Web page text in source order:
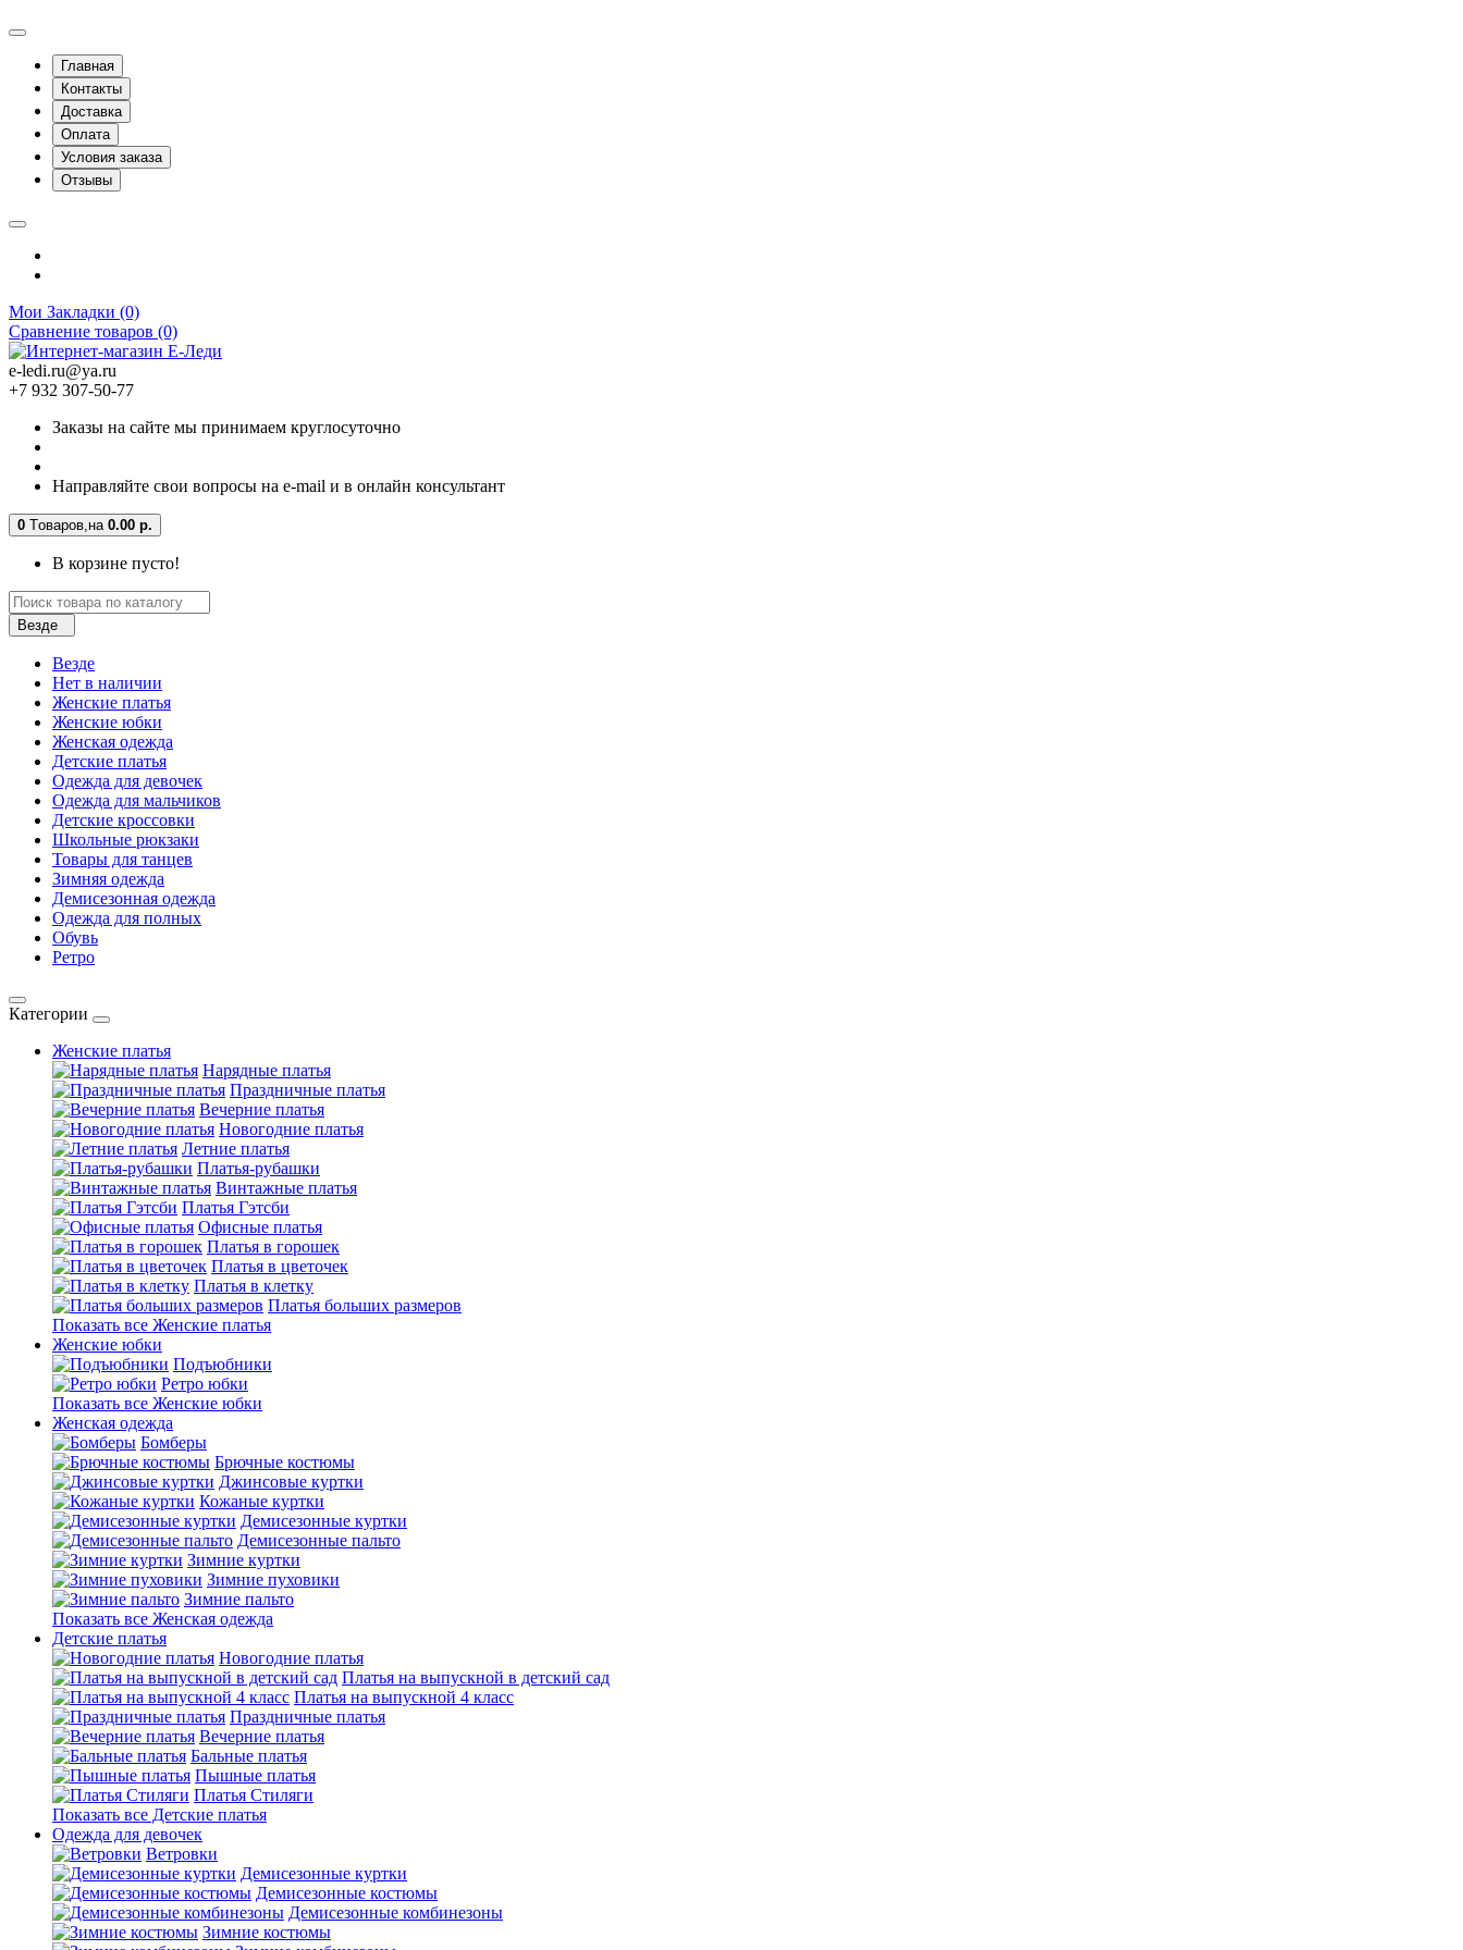
Главная
Контакты
Доставка
Оплата
Условия заказа
Отзывы
Мои Закладки (0)
Сравнение товаров (0)
e-ledi.ru@ya.ru
+7 932 307-50-77
Заказы на сайте мы принимаем круглосуточно
Направляйте свои вопросы на e-mail и в онлайн консультант
0 Tоваров,на 0.00 р.
В корзине пусто!
Везде
Везде
Нет в наличии
Женские платья
Женские юбки
Женская одежда
Детские платья
Одежда для девочек
Одежда для мальчиков
Детские кроссовки
Школьные рюкзаки
Товары для танцев
Зимняя одежда
Демисезонная одежда
Одежда для полных
Обувь
Ретро
Категории
Женские платья
Нарядные платья
Праздничные платья
Вечерние платья
Новогодние платья
Летние платья
Платья-рубашки
Винтажные платья
Платья Гэтсби
Офисные платья
Платья в горошек
Платья в цветочек
Платья в клетку
Платья больших размеров
Показать все Женские платья
Женские юбки
Подъюбники
Ретро юбки
Показать все Женские юбки
Женская одежда
Бомберы
Брючные костюмы
Джинсовые куртки
Кожаные куртки
Демисезонные куртки
Демисезонные пальто
Зимние куртки
Зимние пуховики
Зимние пальто
Показать все Женская одежда
Детские платья
Новогодние платья
Платья на выпускной в детский сад
Платья на выпускной 4 класс
Праздничные платья
Вечерние платья
Бальные платья
Пышные платья
Платья Стиляги
Показать все Детские платья
Одежда для девочек
Ветровки
Демисезонные куртки
Демисезонные костюмы
Демисезонные комбинезоны
Зимние костюмы